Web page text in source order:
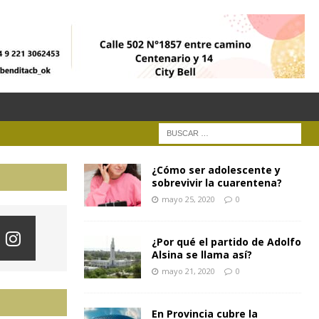
¿Cómo ser adolescente y
sobrevivir la cuarentena?
mayo 25, 2020 0
¿Por qué el partido de Adolfo
Alsina se llama así?
mayo 21, 2020 0
En Provincia cubre la